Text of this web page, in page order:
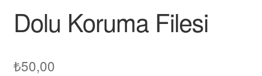
Dolu Koruma Filesi
₺50,00